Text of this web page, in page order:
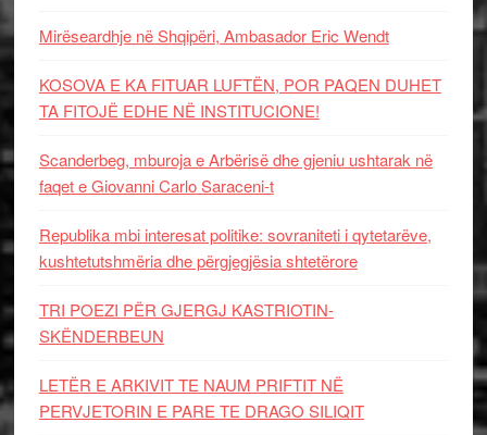
Mirëseardhje në Shqipëri, Ambasador Eric Wendt
KOSOVA E KA FITUAR LUFTËN, POR PAQEN DUHET
TA FITOJË EDHE NË INSTITUCIONE!
Scanderbeg, mburoja e Arbërisë dhe gjeniu ushtarak në
faqet e Giovanni Carlo Saraceni-t
Republika mbi interesat politike: sovraniteti i qytetarëve,
kushtetutshmëria dhe përgjegjësia shtetërore
TRI POEZI PËR GJERGJ KASTRIOTIN-
SKËNDERBEUN
LETËR E ARKIVIT TE NAUM PRIFTIT NË
PERVJETORIN E PARE TE DRAGO SILIQIT